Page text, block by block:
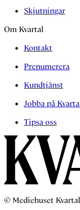
Skjutningar
Om Kvartal
Kontakt
Prenumerera
Kundtjänst
Jobba på
Tipsa oss
© Mediehuset